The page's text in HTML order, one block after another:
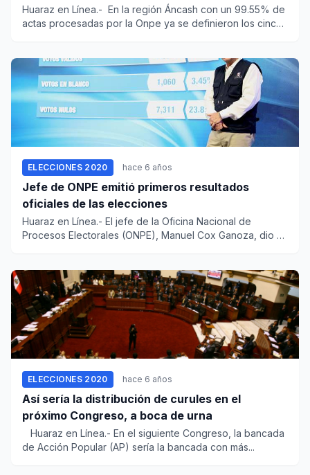
Huaraz en Línea.- En la región Áncash con un 99.55% de
actas procesadas por la Onpe ya se definieron los cinco
ELECCIONES 2020 hace 6 años
Jefe de ONPE emitió primeros resultados
oficiales de las elecciones
Huaraz en Línea.- El jefe de la Oficina Nacional de
Procesos Electorales (ONPE), Manuel Cox Ganoza, dio a
ELECCIONES 2020 hace 6 años
Así sería la distribución de curules en el
próximo Congreso, a boca de urna
Huaraz en Línea.- En el siguiente Congreso, la bancada
de Acción Popular (AP) sería la bancada con más...